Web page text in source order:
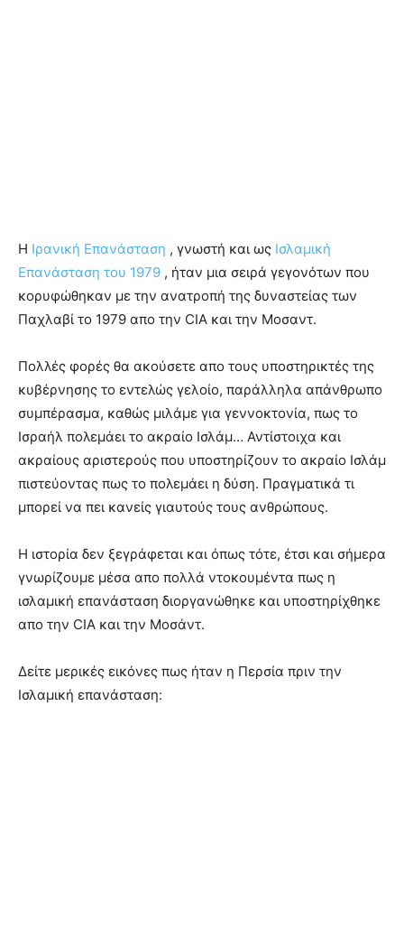
Η Ιρανική Επανάσταση , γνωστή και ως Ισλαμική
Επανάσταση του 1979 , ήταν μια σειρά γεγονότων που
κορυφώθηκαν με την ανατροπή της δυναστείας των
Παχλαβί το 1979 απο την CIA και την Μοσαντ.
Πολλές φορές θα ακούσετε απο τους υποστηρικτές της
κυβέρνησης το εντελώς γελοίο, παράλληλα απάνθρωπο
συμπέρασμα, καθώς μιλάμε για γεννοκτονία, πως το
Ισραήλ πολεμάει το ακραίο Ισλάμ… Αντίστοιχα και
ακραίους αριστερούς που υποστηρίζουν το ακραίο Ισλάμ
πιστεύοντας πως το πολεμάει η δύση. Πραγματικά τι
μπορεί να πει κανείς γιαυτούς τους ανθρώπους.
Η ιστορία δεν ξεγράφεται και όπως τότε, έτσι και σήμερα
γνωρίζουμε μέσα απο πολλά ντοκουμέντα πως η
ισλαμική επανάσταση διοργανώθηκε και υποστηρίχθηκε
απο την CIA και την Μοσάντ.
Δείτε μερικές εικόνες πως ήταν η Περσία πριν την
Ισλαμική επανάσταση: